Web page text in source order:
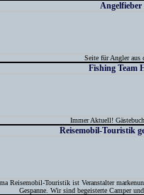
Angelfieber
Seite für Angler aus
Fishing Team
Immer Aktuell!
Reisemobil-Touristik
Reisemobil-Touristik ist Veranstalter
Gespanne. Wir sind begeisterte Camper